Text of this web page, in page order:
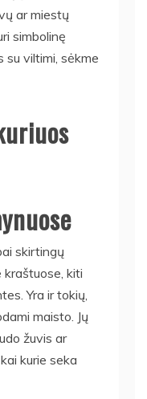
ar miestų
simbolinę
su viltimi, sėkme
skirtingų
kiti
Yra ir tokių,
maisto. Jų
žuvis ar
kurie seka